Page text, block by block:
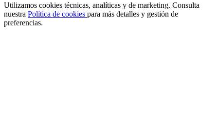
Utilizamos cookies técnicas, analíticas y de marketing. Consulta
nuestra Política de cookies para más detalles y gestión de
preferencias.